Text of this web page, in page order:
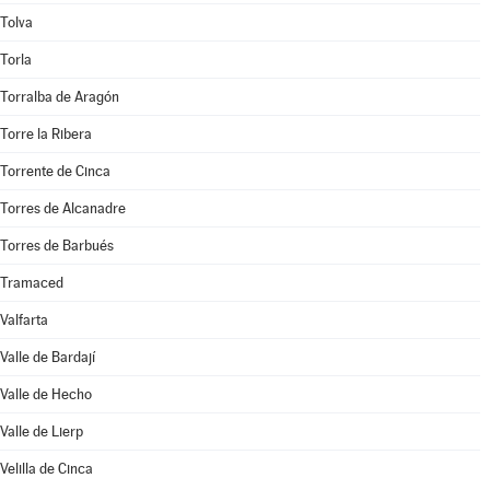
Tolva
Torla
Torralba de Aragón
Torre la Ribera
Torrente de Cinca
Torres de Alcanadre
Torres de Barbués
Tramaced
Valfarta
Valle de Bardají
Valle de Hecho
Valle de Lierp
Velilla de Cinca